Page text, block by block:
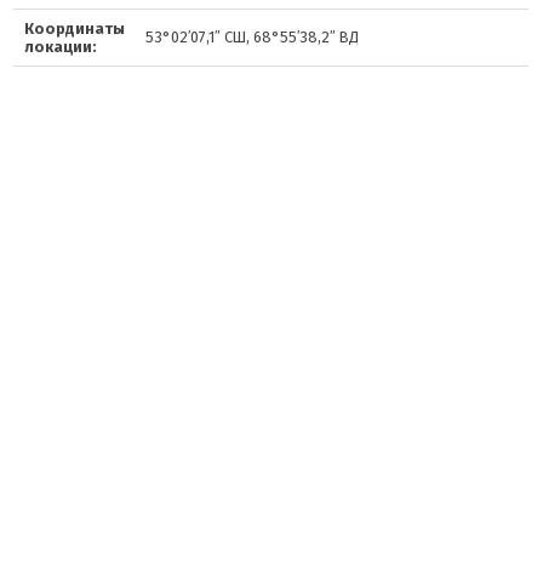
Координаты
локации:
53°02′07,1″ СШ, 68°55′38,2″ ВД